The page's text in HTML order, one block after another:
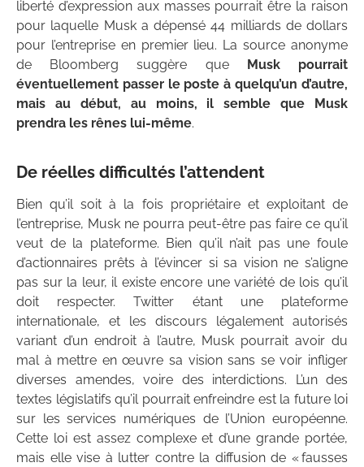
liberté d’expression aux masses pourrait être la raison
pour laquelle Musk a dépensé 44 milliards de dollars
pour l’entreprise en premier lieu. La source anonyme
de Bloomberg suggère que Musk pourrait
éventuellement passer le poste à quelqu’un d’autre,
mais au début, au moins, il semble que Musk
prendra les rênes lui-même.
De réelles difficultés l’attendent
Bien qu’il soit à la fois propriétaire et exploitant de
l’entreprise, Musk ne pourra peut-être pas faire ce qu’il
veut de la plateforme. Bien qu’il n’ait pas une foule
d’actionnaires prêts à l’évincer si sa vision ne s’aligne
pas sur la leur, il existe encore une variété de lois qu’il
doit respecter. Twitter étant une plateforme
internationale, et les discours légalement autorisés
variant d’un endroit à l’autre, Musk pourrait avoir du
mal à mettre en œuvre sa vision sans se voir infliger
diverses amendes, voire des interdictions. L’un des
textes législatifs qu’il pourrait enfreindre est la future loi
sur les services numériques de l’Union européenne.
Cette loi est assez complexe et d’une grande portée,
mais elle vise à lutter contre la diffusion de « fausses